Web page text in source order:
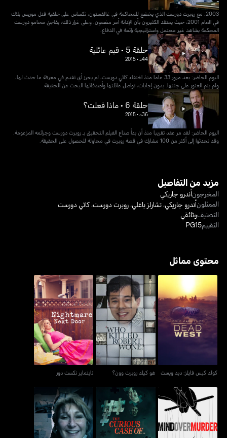
2003. مع روبرت دورست الذي يخضع للمحاكمة في غالفستون، تكساس على خلفية قتل موريس بلاك
في العام 2001، حيث يعتقد الكثيرون بأن الإدانة أمر مضمون. وعلى غرار ذلك، يفاجئ محامو دورست
المحكمة بشاهد غير محتمل واستراتيجية رائعة في الدفاع.
حلقة 5 • قيم عائلية
44د •
2015
اليوم الحاضر: بعد مرور 33 عاما منذ اختفاء كاثي دورست، لم يحرز أي تقدم في معرفة ما حدث لها،
ولم يتم العثور على جثتها. بدون إجابات، تواصل عائلتها وأصدقائها البحث عن الحقيقة.
حلقة 6 • ماذا فعلت؟
36د •
2015
اليوم الحاضر: لقد مر عقد تقريبا منذ أن بدأ صناع الفيلم التحقيق بـ روبرت دورست وجرائمه المزعومة.
وقد تحدثوا إلى أكثر من 100 مشارك في قصة روبرت في محاولة للحصول على الحقيقة.
مزيد من التفاصيل
المخرجونأندرو جاريكي
الممثلونأندرو جاريكي،تشارلز باغلي،روبرت دورست،كاثي دورست
التصنيفوثائقي
التقييمPG15
محتوى مماثل
كولد كيس فايلز: ديد ويست
كولد كيس فايلز: ديد ويست
هو كيلد روبرت وون؟
هو كيلد روبرت وون؟
نايتماير نكست دور
نايتماير نكست دور
مايند أوفر ميردر ذا كيوريس كايس أوف... بيبل مغازين إنفستغيتس